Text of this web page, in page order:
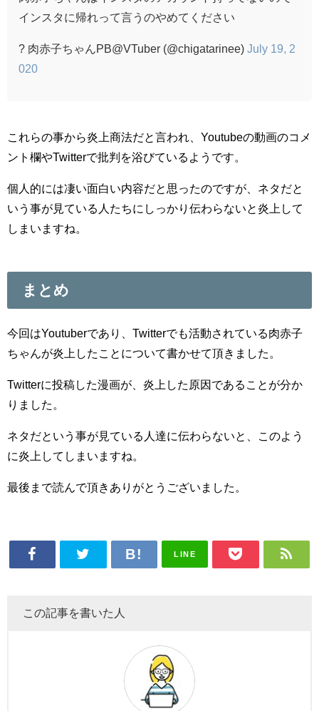
インスタに帰れって言うのやめてください
? 肉赤子ちゃんPB@VTuber (@chigatarinee) July 19, 2
020
これらの事から炎上商法だと言われ、Youtubeの動画のコメ
ント欄やTwitterで批判を浴びているようです。
個人的には凄い面白い内容だと思ったのですが、ネタだと
いう事が見ている人たちにしっかり伝わらないと炎上して
しまいますね。
まとめ
今回はYoutuberであり、Twitterでも活動されている肉赤子
ちゃんが炎上したことについて書かせて頂きました。
Twitterに投稿した漫画が、炎上した原因であることが分か
りました。
ネタだという事が見ている人達に伝わらないと、このよう
に炎上してしまいますね。
最後まで読んで頂きありがとうございました。
LINE
この記事を書いた人